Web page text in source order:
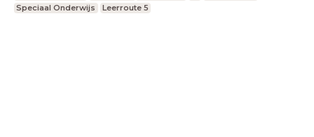
Speciaal Onderwijs
Leerroute 5